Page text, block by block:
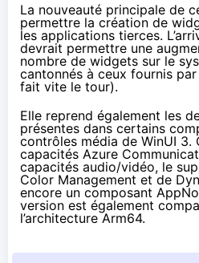
La nouveauté principale de
permettre la création de
les applications tierces.
devrait permettre une
nombre de widgets sur le
cantonnés à ceux fournis
fait vite le tour).
Elle reprend également les
présentes dans certains
contrôles média de WinUI 3.
capacités Azure
capacités audio/vidéo, le
Color Management et de
encore un composant
version est également
l’architecture Arm64.